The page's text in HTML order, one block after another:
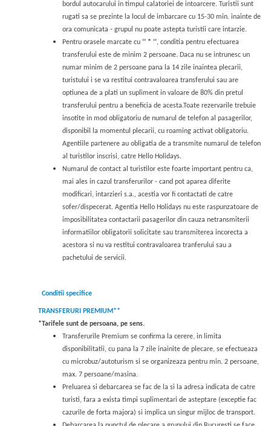
bordul autocarului in timpul calatoriei de intoarcere. Turistii sunt
rugati sa se prezinte la locul de imbarcare cu 15-30 min. inainte de
ora comunicata - grupul nu poate astepta turistii care intarzie.
Pentru orasele marcate cu ‘’ * ‘’, conditia pentru efectuarea
transferului este de minim 2 persoane. Daca nu se intrunesc un
numar minim de 2 persoane pana la 14 zile inaintea plecarii,
turistului i se va restitui contravaloarea transferului sau are
optiunea de a plati un supliment in valoare de 80% din pretul
transferului pentru a beneficia de acesta.Toate rezervarile trebuie
insotite in mod obligatoriu de numarul de telefon al pasagerilor,
disponibil la momentul plecarii, cu roaming activat obligatoriu.
Agentiile partenere au obligatia de a transmite numarul de telefon
al turistilor inscrisi, catre Hello Holidays.
Numarul de contact al turistilor este foarte important pentru ca,
mai ales in cazul transferurilor - cand pot aparea diferite
modificari, intarzieri s.a., acestia vor fi contactati de catre
sofer/dispecerat. Agentia Hello Holidays nu este raspunzatoare de
imposibilitatea contactarii pasagerilor din cauza netransmiterii
informatiilor obligatorii solicitate sau transmiterea incorecta a
acestora si nu va restitui contravaloarea tranferului sau a
pachetului de servicii.
Conditii specifice
TRANSFERURI PREMIUM**
*Tarifele sunt de persoana, pe sens.
Transferurile Premium se confirma la cerere, in limita
disponibilitatii, cu pana la 7 zile inainite de plecare, se efectueaza
cu microbuz/autoturism si se organizeaza pentru min. 2 persoane,
max. 7 persoane/masina.
Preluarea si debarcarea se fac de la si la adresa indicata de catre
turisti, fara a exista timpi suplimentari de asteptare (exceptie fac
cazurile de forta majora) si implica un singur mijloc de transport.